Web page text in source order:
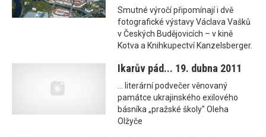
Smutné výročí připomínají i dvě
fotografické výstavy Václava Vašků
v Českých Budějovicích – v kině
Kotva a Knihkupectví Kanzelsberger.
Ikarův pád... 19. dubna 2011
... literární podvečer věnovaný
památce ukrajinského exilového
básníka „pražské školy" Oleha
Olžyče